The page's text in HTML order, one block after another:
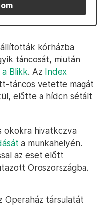
kórházba
táncosát, miután
a Blikk. Az Index
táncos vetette magát
előtte a hídon sétált
okokra hivatkozva
a munkahelyén.
az eset előtt
Oroszországba.
Operaház társulatát